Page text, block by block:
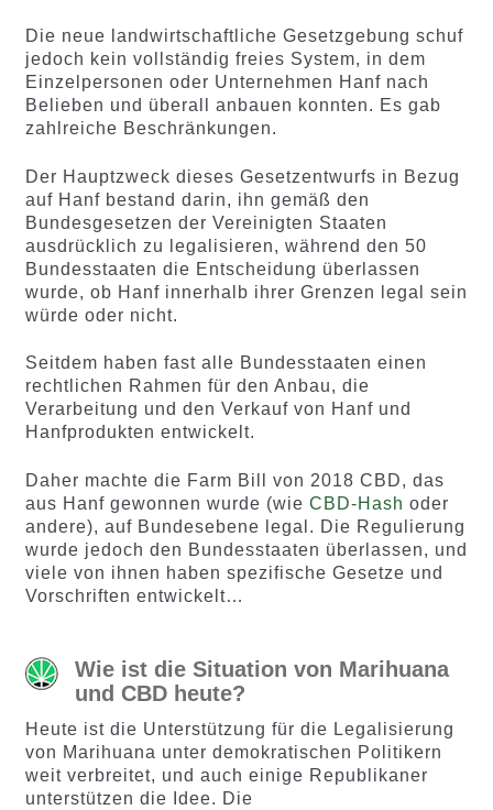
Die neue landwirtschaftliche Gesetzgebung schuf
jedoch kein vollständig freies System, in dem
Einzelpersonen oder Unternehmen Hanf nach
Belieben und überall anbauen konnten. Es gab
zahlreiche Beschränkungen.
Der Hauptzweck dieses Gesetzentwurfs in Bezug
auf Hanf bestand darin, ihn gemäß den
Bundesgesetzen der Vereinigten Staaten
ausdrücklich zu legalisieren, während den 50
Bundesstaaten die Entscheidung überlassen
wurde, ob Hanf innerhalb ihrer Grenzen legal sein
würde oder nicht.
Seitdem haben fast alle Bundesstaaten einen
rechtlichen Rahmen für den Anbau, die
Verarbeitung und den Verkauf von Hanf und
Hanfprodukten entwickelt.
Daher machte die Farm Bill von 2018 CBD, das
aus Hanf gewonnen wurde (wie CBD-Hash oder
andere), auf Bundesebene legal. Die Regulierung
wurde jedoch den Bundesstaaten überlassen, und
viele von ihnen haben spezifische Gesetze und
Vorschriften entwickelt…
Wie ist die Situation von Marihuana
und CBD heute?
Heute ist die Unterstützung für die Legalisierung
von Marihuana unter demokratischen Politikern
weit verbreitet, und auch einige Republikaner
unterstützen die Idee. Die